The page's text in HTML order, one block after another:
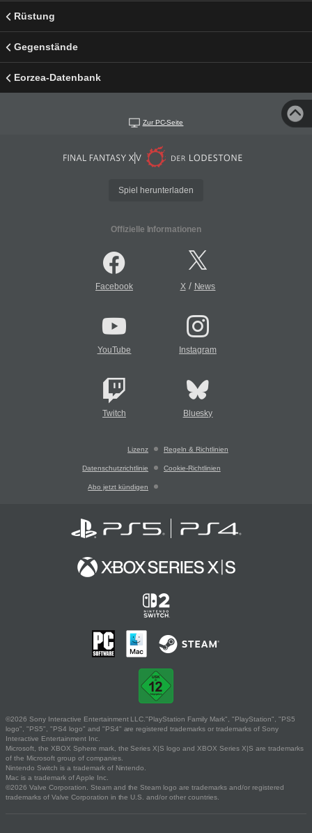
Rüstung
Gegenstände
Eorzea-Datenbank
Zur PC-Seite
Spiel herunterladen
Offizielle Informationen
Facebook X/ News
YouTube Instagram
Twitch Bluesky
Lizenz Regeln & Richtlinien
Datenschutzrichtlinie Cookie-Richtlinien
Abo jetzt kündigen
©2026 Sony Interactive Entertainment LLC."PlayStation Family Mark", "PlayStation", "PS5
logo", "PS5", "PS4 logo" and "PS4" are registered trademarks or trademarks of Sony
Interactive Entertainment Inc.
Microsoft, the XBOX Sphere mark, the Series X|S logo and XBOX Series X|S are trademarks
of the Microsoft group of companies.
Nintendo Switch is a trademark of Nintendo.
Mac is a trademark of Apple Inc.
©2026 Valve Corporation. Steam and the Steam logo are trademarks and/or registered
trademarks of Valve Corporation in the U.S. and/or other countries.